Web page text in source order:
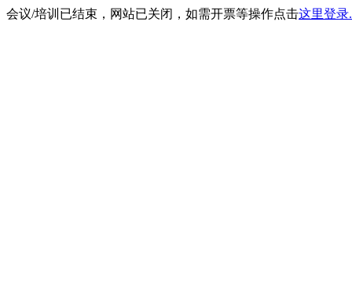
会议/培训已结束，网站已关闭，如需开票等操作点击这里登录.